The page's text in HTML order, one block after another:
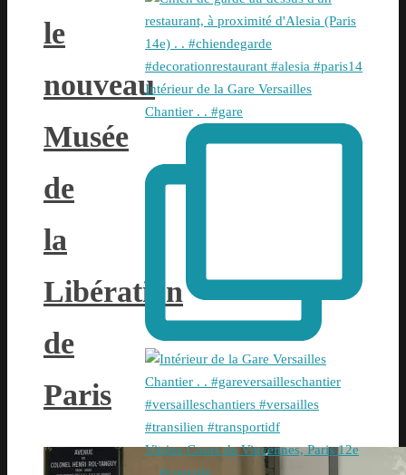
le
nouveau
Musée
de
la
Libération
de
Paris
Intérieur de la Gare Versailles
Chantier . . #gare
Vitrine Cours de Vincennes, Paris 12e